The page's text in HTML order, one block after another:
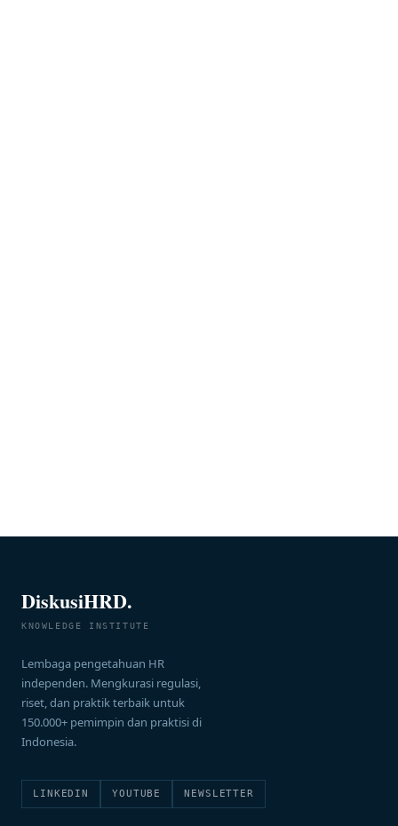
DiskusiHRD.
KNOWLEDGE INSTITUTE
Lembaga pengetahuan HR
independen. Mengkurasi regulasi,
riset, dan praktik terbaik untuk
150.000+ pemimpin dan praktisi di
Indonesia.
LINKEDIN YOUTUBE NEWSLETTER